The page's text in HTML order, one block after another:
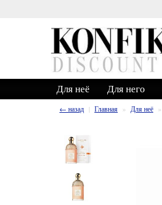
Для неё Для него
← назад Главная Для неё